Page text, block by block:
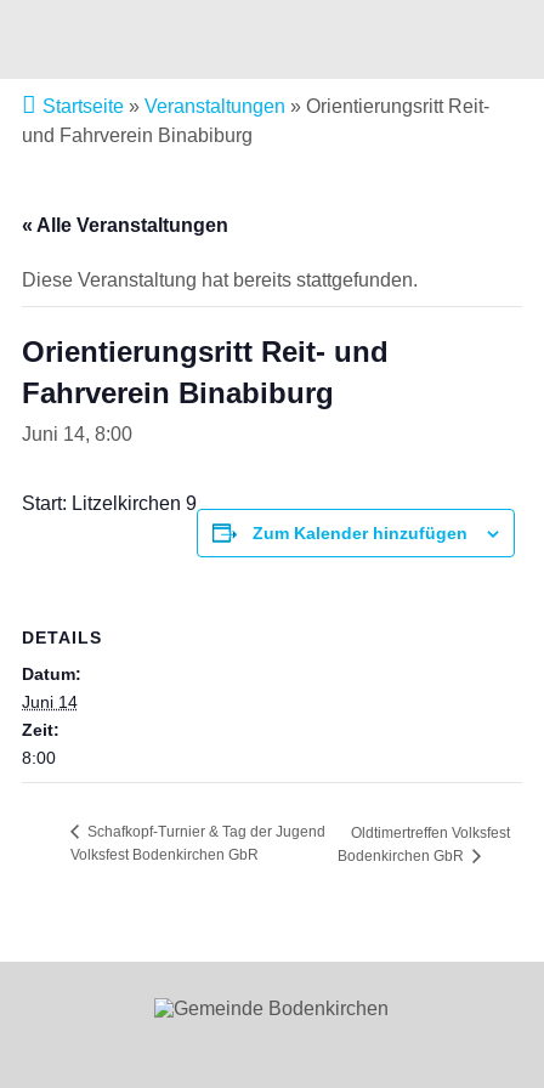
Startseite» Veranstaltungen » Orientierungsritt Reit-
und Fahrverein Binabiburg
« Alle Veranstaltungen
Diese Veranstaltung hat bereits stattgefunden.
Orientierungsritt Reit- und
Fahrverein Binabiburg
Juni 14, 8:00
Start: Litzelkirchen 9
Zum Kalender hinzufügen
DETAILS
Datum:
Juni 14
Zeit:
8:00
Schafkopf-Turnier & Tag der Jugend
Volksfest Bodenkirchen GbR
Oldtimertreffen Volksfest
Bodenkirchen GbR